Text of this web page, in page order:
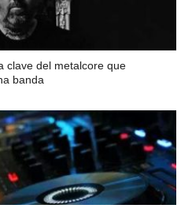
clave del metalcore que
banda